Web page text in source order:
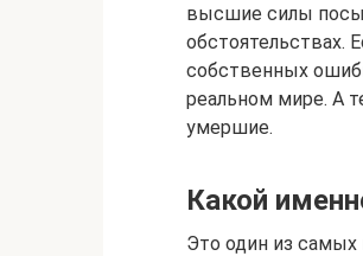
высшие силы
обстоятельствах.
собственных
реальном мире. А
умершие.
Какой
Это один из